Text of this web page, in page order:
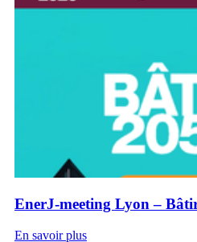
EnerJ-meeting Lyon –
En savoir plus